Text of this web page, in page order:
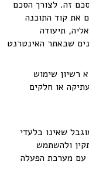
זה. לצורך הסכם
את קוד התוכנה
תיעודה
שבאתר האינטרנט
רשיון שימוש
או חלקים
שאינו בלעדי
ולהשתמש
עם מערכת הפעלה